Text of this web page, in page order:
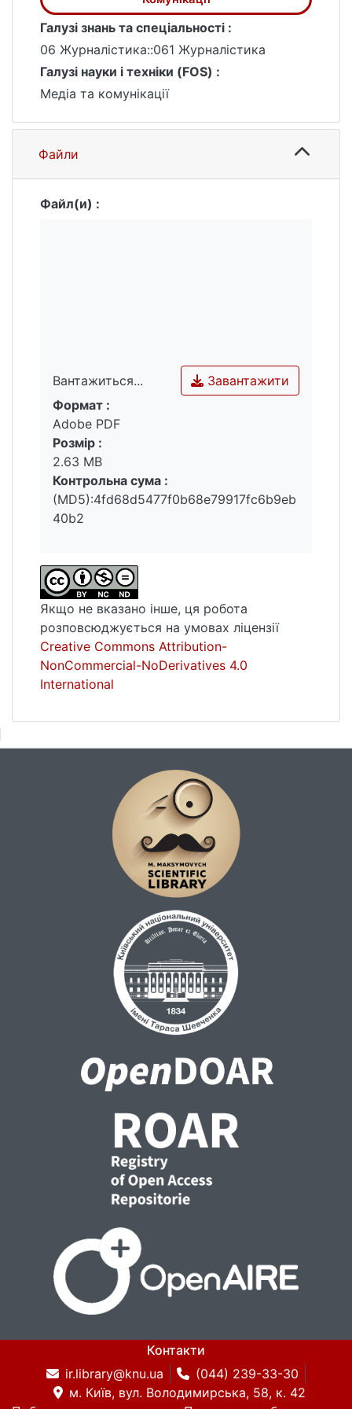
Викладені погляди не відображають і не
представляють думки членів редакційної
колегії, рецензентів та Навчально-
наукового інституту журналістики
Київського національного університету
Галузі знань та спеціальності :
06 Журналістика::061 Журналістика
Галузі науки і техніки (FOS) :
Медіа та комунікації
Файли
Файл(и) :
Вантажиться...
Вантажиться...
Завантажити
Формат :
Adobe PDF
Розмір :
2.63 MB
Контрольна сума :
(MD5):4fd68d5477f0b68e79917fc6b9eb
40b2
Якщо не вказано інше, ця робота
розповсюджується на умовах ліцензії
Creative Commons Attribution-
NonCommercial-NoDerivatives 4.0
International
Контакти
ir.library@knu.ua
(044) 239-33-30
м. Київ, вул. Володимирська, 58, к. 42